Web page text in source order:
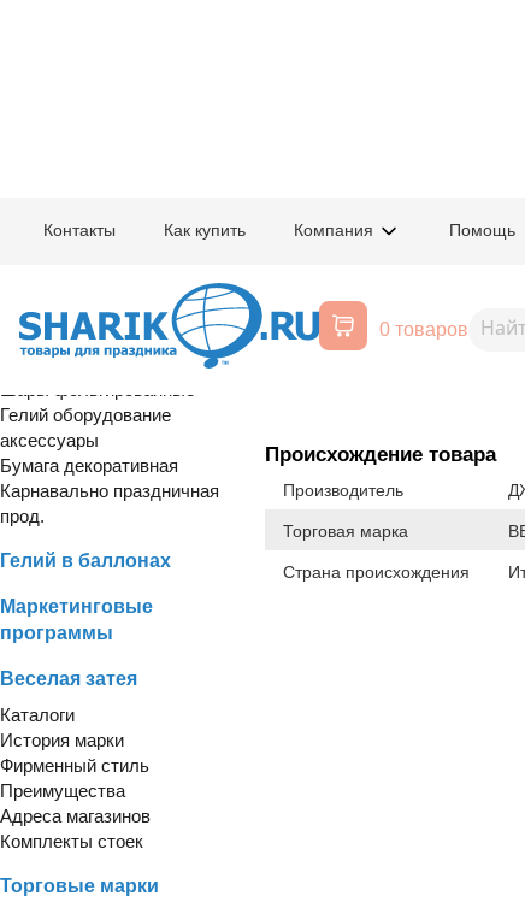
Контакты Как купить Компания Помощь
0 товаров
Расширенный поиск
Шары латексные
Гелий оборудование
аксессуары
Бумага декоративная
Карнавально праздничная
прод.
Гелий в баллонах
Маркетинговые
программы
Веселая затея
Каталоги
История марки
Фирменный стиль
Преимущества
Адреса магазинов
Комплекты стоек
Торговые марки
1110-0002
Происхождение товара
Производитель
Торговая марка
Страна происхождения